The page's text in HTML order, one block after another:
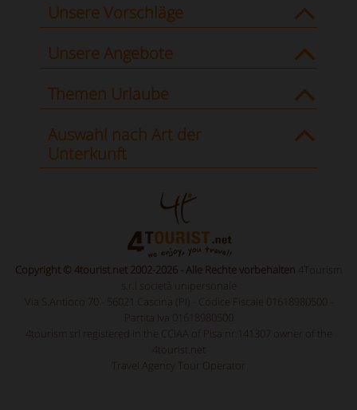
Unsere Vorschläge
Unsere Angebote
Themen Urlaube
Auswahl nach Art der
Unterkunft
Copyright © 4tourist.net 2002-2026 - Alle Rechte vorbehalten 4Tourism
s.r.l società unipersonale
Via S.Antioco 70 - 56021 Cascina (PI) - Codice Fiscale 01618980500 -
Partita Iva 01618980500
4tourism srl registered in the CCIAA of Pisa nr.141307 owner of the
4tourist.net
Travel Agency Tour Operator